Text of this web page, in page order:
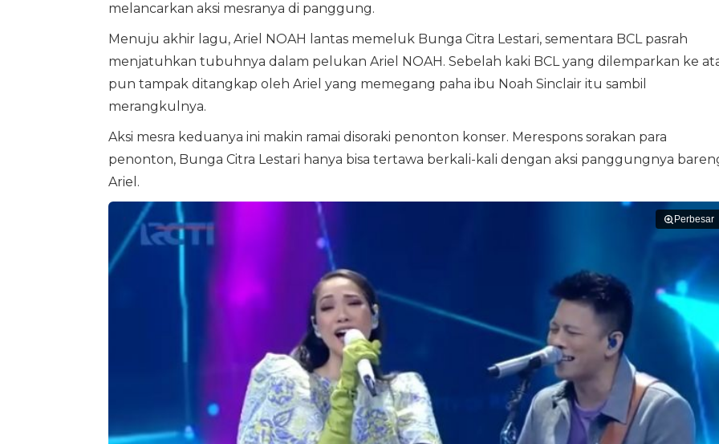
melancarkan aksi mesranya di panggung.
Menuju akhir lagu, Ariel NOAH lantas memeluk Bunga Citra Lestari, sementara BCL pasrah
menjatuhkan tubuhnya dalam pelukan Ariel NOAH. Sebelah kaki BCL yang dilemparkan ke
pun tampak ditangkap oleh Ariel yang memegang paha ibu Noah Sinclair itu sambil
merangkulnya.
Aksi mesra keduanya ini makin ramai disoraki penonton konser. Merespons sorakan para
penonton, Bunga Citra Lestari hanya bisa tertawa berkali-kali dengan aksi panggungnya
Ariel.
Perbesar